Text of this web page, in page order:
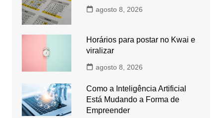
agosto 8, 2026
Horários para postar no Kwai e
viralizar
agosto 8, 2026
Como a Inteligência Artificial
Está Mudando a Forma de
Empreender